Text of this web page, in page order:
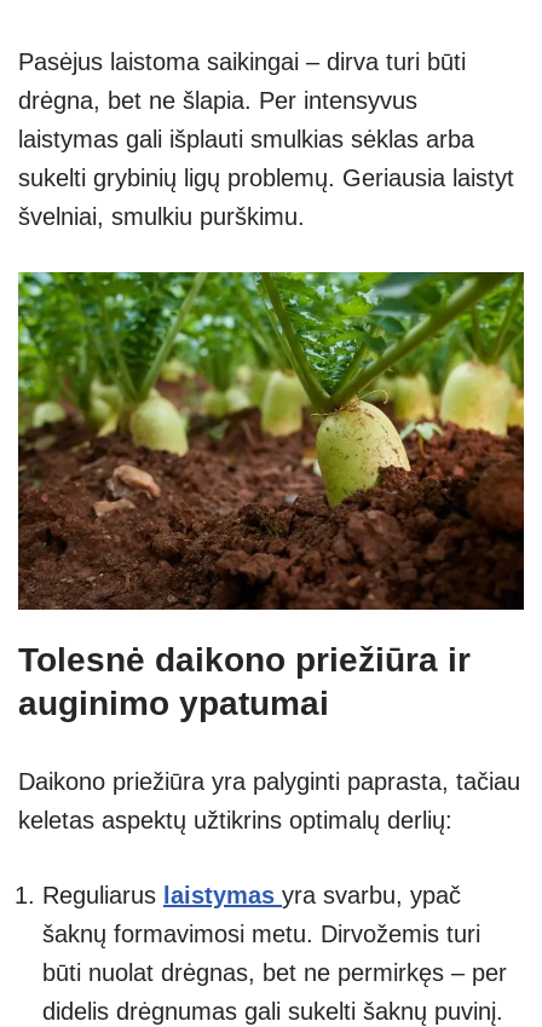
Pasėjus laistoma saikingai – dirva turi būti
drėgna, bet ne šlapia. Per intensyvus
laistymas gali išplauti smulkias sėklas arba
sukelti grybinių ligų problemų. Geriausia laistyt
švelniai, smulkiu purškimu.
Tolesnė daikono priežiūra ir
auginimo ypatumai
Daikono priežiūra yra palyginti paprasta, tačiau
keletas aspektų užtikrins optimalų derlių:
Reguliarus laistymas yra svarbu, ypač
šaknų formavimosi metu. Dirvožemis turi
būti nuolat drėgnas, bet ne permirkęs – per
didelis drėgnumas gali sukelti šaknų puvinį.